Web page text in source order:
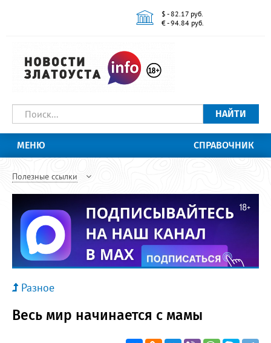
$ - 82.17 руб.
€ - 94.84 руб.
НАЙТИ
МЕНЮ СПРАВОЧНИК
Полезные ссылки
Разное
Весь мир начинается с мамы